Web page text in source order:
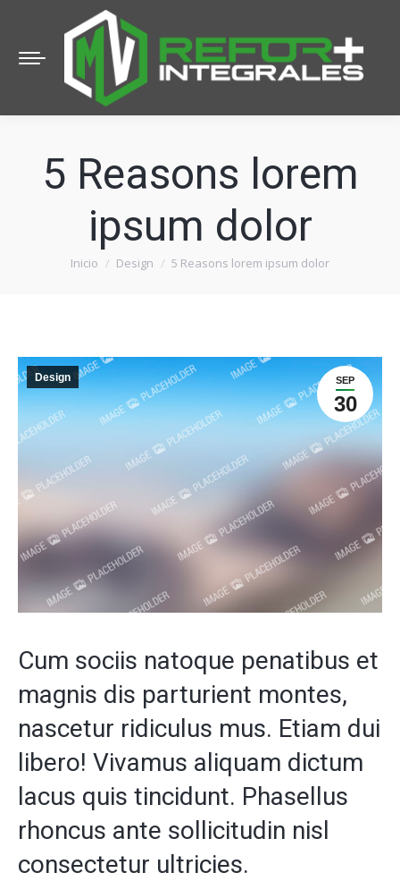
5 Reasons lorem
ipsum dolor
Estás aquí:
Inicio Design 5 Reasons lorem ipsum dolor
SEP
30
Design
Cum sociis natoque penatibus et
magnis dis parturient montes,
nascetur ridiculus mus. Etiam dui
libero! Vivamus aliquam dictum
lacus quis tincidunt. Phasellus
rhoncus ante sollicitudin nisl
consectetur ultricies.